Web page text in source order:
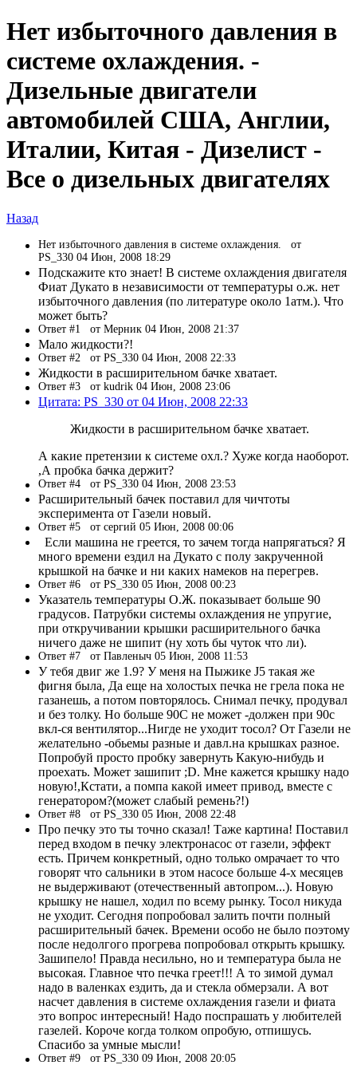
Нет избыточного давления в
системе охлаждения. -
Дизельные двигатели
автомобилей США, Англии,
Италии, Китая - Дизелист -
Все о дизельных двигателях
Назад
Нет избыточного давления в системе охлаждения. от
PS_330 04 Июн, 2008 18:29
Подскажите кто знает! В системе охлаждения двигателя
Фиат Дукато в независимости от температуры о.ж. нет
избыточного давления (по литературе около 1атм.). Что
может быть?
Ответ #1 от Мерник 04 Июн, 2008 21:37
Мало жидкости?!
Ответ #2 от PS_330 04 Июн, 2008 22:33
Жидкости в расширительном бачке хватает.
Ответ #3 от kudrik 04 Июн, 2008 23:06
Цитата: PS_330 от 04 Июн, 2008 22:33
Жидкости в расширительном бачке хватает.
А какие претензии к системе охл.? Хуже когда наоборот.
,А пробка бачка держит?
Ответ #4 от PS_330 04 Июн, 2008 23:53
Расширительный бачек поставил для чичтоты
эксперимента от Газели новый.
Ответ #5 от сергий 05 Июн, 2008 00:06
Если машина не греется, то зачем тогда напрягаться? Я
много времени ездил на Дукато с полу закрученной
крышкой на бачке и ни каких намеков на перегрев.
Ответ #6 от PS_330 05 Июн, 2008 00:23
Указатель температуры О.Ж. показывает больше 90
градусов. Патрубки системы охлаждения не упругие,
при откручивании крышки расширительного бачка
ничего даже не шипит (ну хоть бы чуток что ли).
Ответ #7 от Павленыч 05 Июн, 2008 11:53
У тебя двиг же 1.9? У меня на Пыжике J5 такая же
фигня была, Да еще на холостых печка не грела пока не
газанешь, а потом повторялось. Снимал печку, продувал
и без толку. Но больше 90С не может -должен при 90с
вкл-ся вентилятор...Нигде не уходит тосол? От Газели не
желательно -обьемы разные и давл.на крышках разное.
Попробуй просто пробку завернуть Какую-нибудь и
проехать. Может зашипит ;D. Мне кажется крышку надо
новую!,Кстати, а помпа какой имеет привод, вместе с
генератором?(может слабый ремень?!)
Ответ #8 от PS_330 05 Июн, 2008 22:48
Про печку это ты точно сказал! Таже картина! Поставил
перед входом в печку электронасос от газели, эффект
есть. Причем конкретный, одно только омрачает то что
говорят что сальники в этом насосе больше 4-х месяцев
не выдерживают (отечественный автопром...). Новую
крышку не нашел, ходил по всему рынку. Тосол никуда
не уходит. Сегодня попробовал залить почти полный
расширительный бачек. Времени особо не было поэтому
после недолгого прогрева попробовал открыть крышку.
Зашипело! Правда несильно, но и температура была не
высокая. Главное что печка греет!!! А то зимой думал
надо в валенках ездить, да и стекла обмерзали. А вот
насчет давления в системе охлаждения газели и фиата
это вопрос интересный! Надо поспрашать у любителей
газелей. Короче когда толком опробую, отпишусь.
Спасибо за умные мысли!
Ответ #9 от PS_330 09 Июн, 2008 20:05